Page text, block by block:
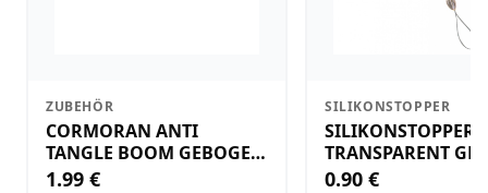
ZUBEHÖR
CORMORAN ANTI
TANGLE BOOM GEBOGEN
12CM M.WIRBEL(PLASTIK)
1.99 €
SILIKONSTOPPER
SILIKONSTOPPER
TRANSPARENT
KLEIN
0.90 €